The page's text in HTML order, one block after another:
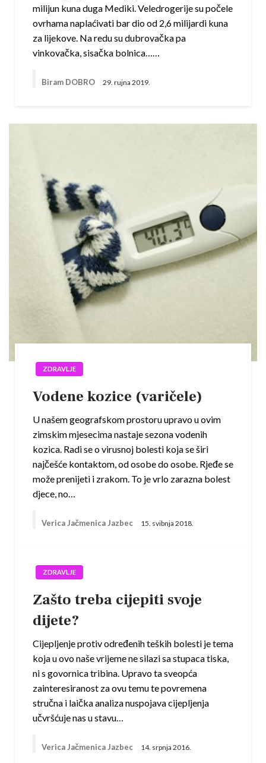
milijun kuna duga Mediki. Veledrogerije su počele
ovrhama naplaćivati bar dio od 2,6 milijardi kuna
za lijekove. Na redu su dubrovačka pa
vinkovačka, sisačka bolnica……
Biram DOBRO 29. rujna 2019.
ZDRAVLJE
Vodene kozice (varičele)
U našem geografskom prostoru upravo u ovim
zimskim mjesecima nastaje sezona vodenih
kozica. Radi se o virusnoj bolesti koja se širi
najčešće kontaktom, od osobe do osobe. Rjeđe se
može prenijeti i zrakom. To je vrlo zarazna bolest
djece, no…
Verica Jačmenica Jazbec 15. svibnja 2018.
ZDRAVLJE
Zašto treba cijepiti svoje
dijete?
Cijepljenje protiv određenih teških bolesti je tema
koja u ovo naše vrijeme ne silazi sa stupaca tiska,
ni s govornica tribina. Upravo ta sveopća
zainteresiranost za ovu temu te povremena
stručna i laička analiza nuspojava cijepljenja
učvršćuje nas u stavu…
Verica Jačmenica Jazbec 14. srpnja 2016.